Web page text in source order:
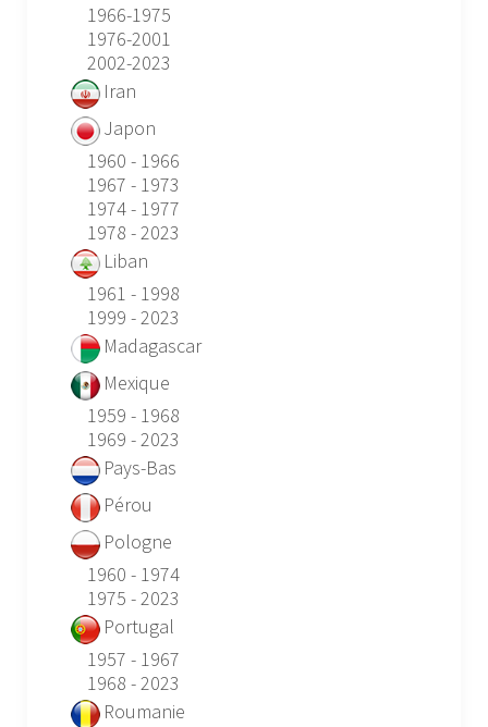
1966-1975
1976-2001
2002-2023
Iran
Japon
1960 - 1966
1967 - 1973
1974 - 1977
1978 - 2023
Liban
1961 - 1998
1999 - 2023
Madagascar
Mexique
1959 - 1968
1969 - 2023
Pays-Bas
Pérou
Pologne
1960 - 1974
1975 - 2023
Portugal
1957 - 1967
1968 - 2023
Roumanie